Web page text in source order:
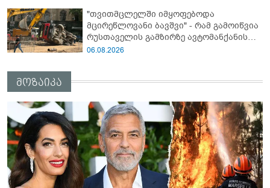
არამედ აღვადგინო ხაზის ტელეფონიც" -
გია ჯაფარიძე
"თვითმცლელში იმყოფებოდა
მცირეწლოვანი ბავშვი" - რამ გამოიწვია
რუსთაველის გამზირზე ავტომანქანის
გადაბრუნება: “ჯივიპი” განცხადებას
06.08.2026
მოზაიკა